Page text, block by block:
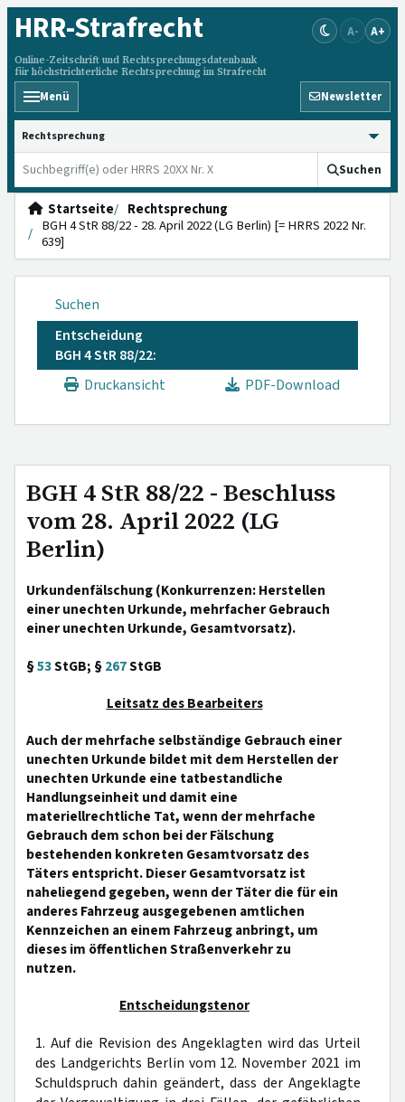
HRR-Strafrecht
Online-Zeitschrift und Rechtsprechungsdatenbank
für höchstrichterliche Rechtsprechung im Strafrecht
A- A+
Menü Newsletter
HRRS durchsuchen
Suchen
Startseite
Rechtsprechung
BGH 4 StR 88/22 - 28. April 2022 (LG Berlin) [= HRRS 2022 Nr.
639]
Suchen
Entscheidung
BGH 4 StR 88/22:
Druckansicht
PDF-Download
BGH 4 StR 88/22 - Beschluss
vom 28. April 2022 (LG
Berlin)
Urkundenfälschung (Konkurrenzen: Herstellen
einer unechten Urkunde, mehrfacher Gebrauch
einer unechten Urkunde, Gesamtvorsatz).
§53StGB; §267StGB
Leitsatz des Bearbeiters
Auch der mehrfache selbständige Gebrauch einer
unechten Urkunde bildet mit dem Herstellen der
unechten Urkunde eine tatbestandliche
Handlungseinheit und damit eine
materiellrechtliche Tat, wenn der mehrfache
Gebrauch dem schon bei der Fälschung
bestehenden konkreten Gesamtvorsatz des
Täters entspricht. Dieser Gesamtvorsatz ist
naheliegend gegeben, wenn der Täter die für ein
anderes Fahrzeug ausgegebenen amtlichen
Kennzeichen an einem Fahrzeug anbringt, um
dieses im öffentlichen Straßenverkehr zu
nutzen.
Entscheidungstenor
1. Auf die Revision des Angeklagten wird das Urteil
des Landgerichts Berlin vom 12. November 2021 im
Schuldspruch dahin geändert, dass der Angeklagte